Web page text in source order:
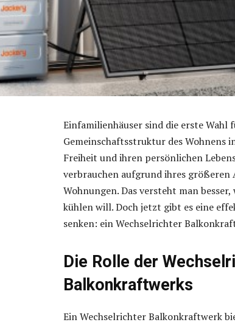
Einfamilienhäuser sind die erste Wahl
Gemeinschaftsstruktur des Wohnens
Freiheit und ihren persönlichen
verbrauchen aufgrund ihres größeren
Wohnungen. Das versteht man
kühlen will. Doch jetzt gibt es eine
senken: ein Wechselrichter
Die Rolle der
Balkonkraftwerks
Ein Wechselrichter Balkonkraftwerk